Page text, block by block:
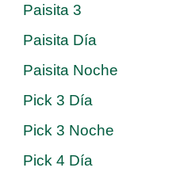
Paisita 3
Paisita Día
Paisita Noche
Pick 3 Día
Pick 3 Noche
Pick 4 Día